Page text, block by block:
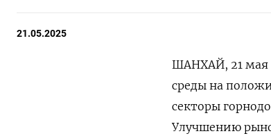
21.05.2025
ШАНХАЙ, 21 мая
среды на
секторы
Улучшению